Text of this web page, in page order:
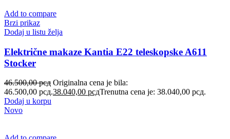
Add to compare
Brzi prikaz
Dodaj u listu želja
Električne makaze Kantia E22 teleskopske A611
Stocker
46.500,00рсд Originalna cena je bila:
46.500,00 рсд.38.040,00 рсдTrenutna cena je: 38.040,00 рсд.
Dodaj u korpu
Novo